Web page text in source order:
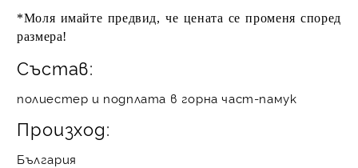
*Моля имайте предвид, че цената се променя според
размера!
Състав:
полиестер и подплата в горна част-памук
Произход:
България